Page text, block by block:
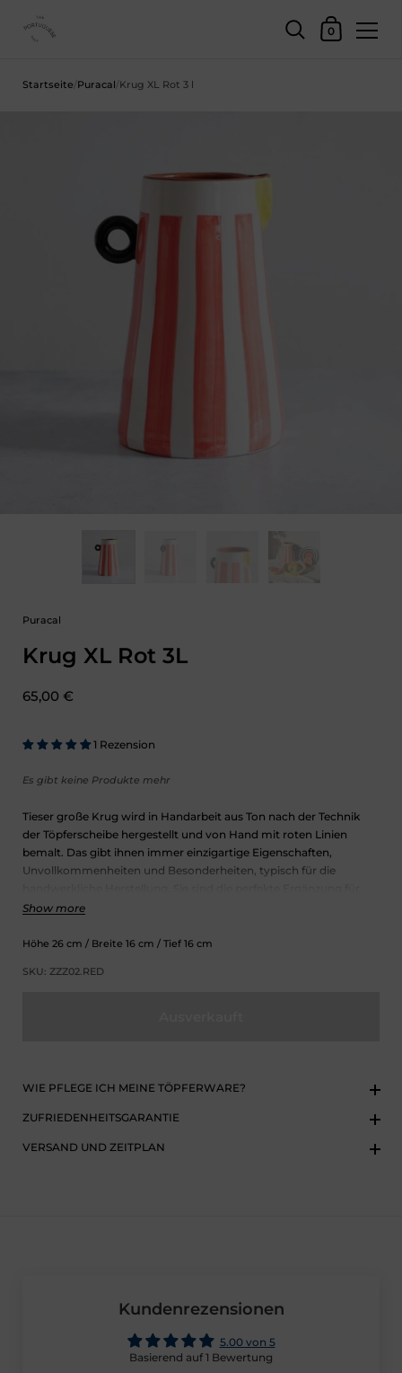
Einkaufswagen
0
Startseite/Puracal/Krug XL Rot 3 l
Puracal
Krug XL Rot 3L
Preis:
65,00 €
1 Rezension
Es gibt keine Produkte mehr
Tieser große Krug wird in Handarbeit aus Ton nach der Technik
der Töpferscheibe hergestellt und von Hand mit roten Linien
bemalt. Das gibt ihnen immer einzigartige Eigenschaften,
Unvollkommenheiten und Besonderheiten, typisch für die
jede Küche oder jeden Esszimmerstil, denn sie machen jede
Show more
Höhe 26 cm / Breite 16 cm / Tief 16 cm
SKU: ZZZ02.RED
WIE PFLEGE ICH MEINE TÖPFERWARE?
ZUFRIEDENHEITSGARANTIE
VERSAND UND ZEITPLAN
Kundenrezensionen
5.00 von 5
Basierend auf 1 Bewertung